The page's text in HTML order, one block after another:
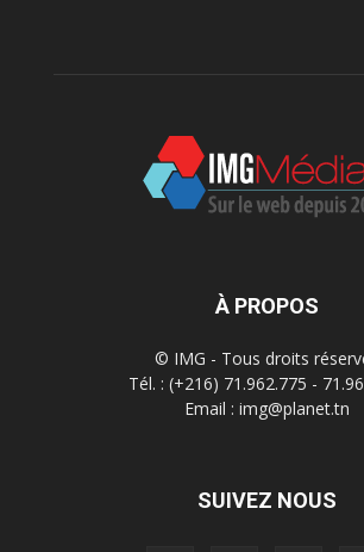
À PROPOS
© IMG - Tous droits
Tél. : (+216) 71.962.775 -
Email : img@planet.tn
SUIVEZ NOUS